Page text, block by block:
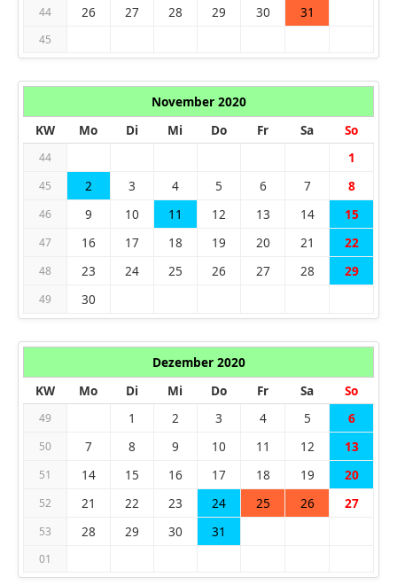
44 26 27 28 29 30 31
45
November 2020
KW
Mo Di Mi Do Fr Sa So
44 1
45 2 3 4 5 6 7 8
46 9 10 11 12 13 14 15
47 16 17 18 19 20 21 22
48 23 24 25 26 27 28 29
49 30
Dezember 2020
KW
Mo Di Mi Do Fr Sa So
49 1 2 3 4 5 6
50 7 8 9 10 11 12 13
51 14 15 16 17 18 19 20
52 21 22 23 24 25 26 27
53 28 29 30 31
01